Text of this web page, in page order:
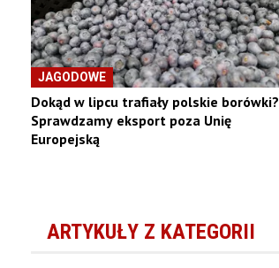
JAGODOWE
Dokąd w lipcu trafiały polskie borówki?
Sprawdzamy eksport poza Unię
Europejską
ARTYKUŁY Z KATEGORII